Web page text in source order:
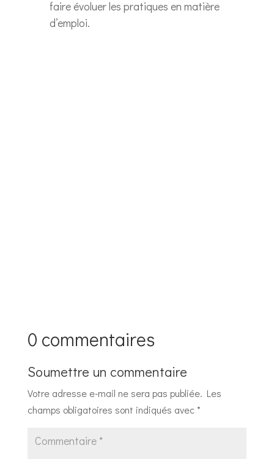
faire évoluer les pratiques en matière
d’emploi.
0 commentaires
Soumettre un commentaire
Votre adresse e-mail ne sera pas publiée. Les
champs obligatoires sont indiqués avec*